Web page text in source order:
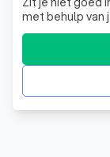
met behulp van
heb je een
Dan kan ik je wellicht helpen.
GZ-psycholoog
Groningen afges